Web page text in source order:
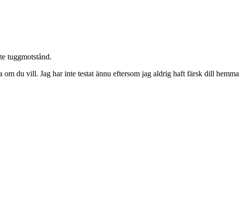
tuggmotstånd.
du vill. Jag har inte testat ännu eftersom jag aldrig haft färsk dill hemma